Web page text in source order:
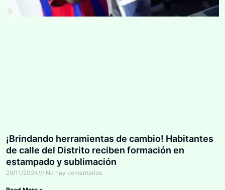
¡Brindando herramientas de cambio! Habitantes
de calle del Distrito reciben formación en
estampado y sublimación
29/11/2024 No hay comentarios